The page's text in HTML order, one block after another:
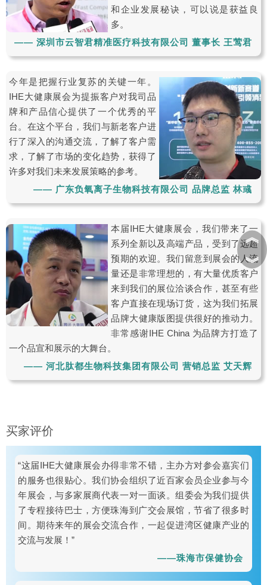
和企业发展秘诀，可以说是获益良
多。
—— 深圳市云智君精准医疗科技有限公司 董事长 王莺君
今年是把握行业复苏的关键一年。
IHE大健康展会为提振客户对我司品
牌和产品信心提供了一个优秀的平
台。在这个平台，我们与新老客户进
行了深入的沟通交流，了解了客户需
求，了解了市场的变化趋势，获得了
许多对我们未来发展策略的参考。
—— 广东负氧离子生物科技有限公司 品牌总监 林彧
本届IHE大健康展会，我们带来了一
系列全新以及高端产品，受到了远超
预期的欢迎。我们留意到展会的人流
量还是非常理想的，有大量优质客户
来到我们的展位洽谈合作，甚至有些
客户直接在现场订货，这为我们拓展
品牌大健康版图提供很好的推动力。
非常感谢IHE China 为品牌方打造了
一个品宣和展示的大舞台。
—— 河北肽都生物科技集团有限公司 营销总监 艾天辉
买家评价
“这届IHE大健康展会办得非常不错，主办方对参会嘉宾们
的服务也很贴心。我们协会组织了近百家会员企业参与今
年展会，与多家展商代表一对一面谈。组委会为我们提供
了专程接待巴士，方便珠海到广交会展馆，节省了很多时
间。期待来年的展会交流合作，一起促进湾区健康产业的
交流与发展！”
——珠海市保健协会
︽
︾